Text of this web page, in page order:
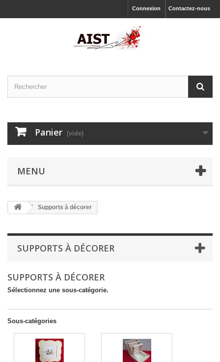
Contactez-nous
Connexion
Panier (vide)
MENU
Supports à décorer
SUPPORTS À DÉCORER
SUPPORTS À DÉCORER
Sélectionnez une sous-catégorie.
Sous-catégories